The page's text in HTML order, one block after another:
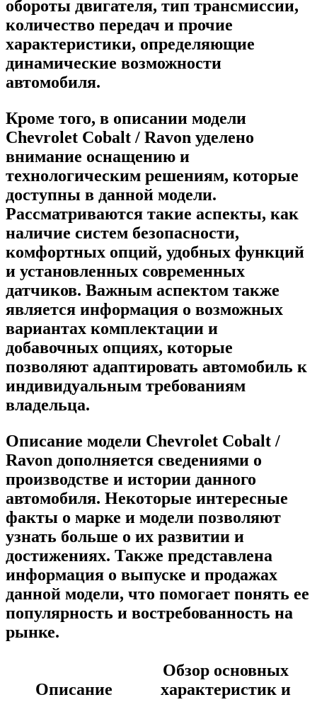
обороты двигателя, тип трансмиссии,
количество передач и прочие
характеристики, определяющие
динамические возможности
автомобиля.
Кроме того, в описании модели
Chevrolet Cobalt / Ravon уделено
внимание оснащению и
технологическим решениям, которые
доступны в данной модели.
Рассматриваются такие аспекты, как
наличие систем безопасности,
комфортных опций, удобных функций
и установленных современных
датчиков. Важным аспектом также
является информация о возможных
вариантах комплектации и
добавочных опциях, которые
позволяют адаптировать автомобиль к
индивидуальным требованиям
владельца.
Описание модели Chevrolet Cobalt /
Ravon дополняется сведениями о
производстве и истории данного
автомобиля. Некоторые интересные
факты о марке и модели позволяют
узнать больше о их развитии и
достижениях. Также представлена
информация о выпуске и продажах
данной модели, что помогает понять ее
популярность и востребованность на
рынке.
Описание
Обзор основных
характеристик и